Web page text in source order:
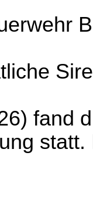
fand